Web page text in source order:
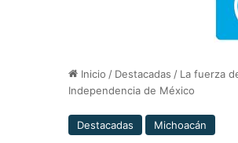
Inicio / Destacadas / La fuerza
Independencia de México
Destacadas Michoacán